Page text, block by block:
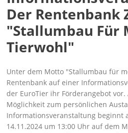
Der Rentenbank
"Stallumbau Für
Tierwohl"
Unter dem Motto Stallumbau für
Rentenbank auf einer
der EuroTier ihr Förderangebot
Möglichkeit zum persönlichen
Informationsveranstaltung beginnt
14.11.2024 um 13:00 Uhr auf dem